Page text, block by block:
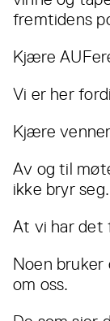
fremtidens
Kjære
Vi er her
Kjære
Av og til
ikke bryr seg.
At vi har det
Noen bruker
om oss.